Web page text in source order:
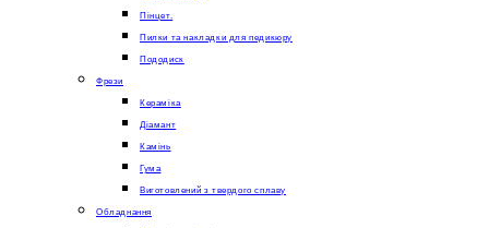
Пінцет.
Пилки та накладки для педикюру
Пододиск
Фрези
Кераміка
Діамант
Камінь
Гума
Виготовлений з твердого сплаву
Обладнання